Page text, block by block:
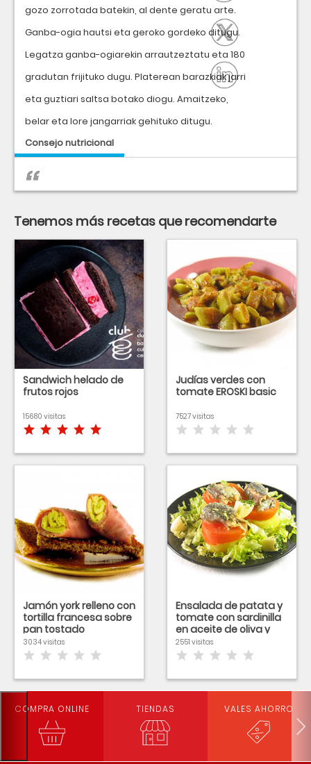
gozo zorrotada batekin, al dente geratu arte.
Ganba-ogia hautsi eta geroko gordeko ditugu.
Legatza ganba-ogiarekin arrautzeztatu eta 180
gradutan frijituko dugu. Platerean barazkiak jarri
eta guztiari saltsa botako diogu. Amaitzeko,
belar eta lore jangarriak gehituko ditugu.
Consejo nutricional
Tenemos más recetas que recomendarte
Sandwich helado de
frutos rojos
15680 visitas
Judías verdes con
tomate EROSKI basic
7527 visitas
Jamón york relleno con
tortilla francesa sobre
pan tostado
3034 visitas
Ensalada de patata y
tomate con sardinilla
en aceite de oliva y
queso de cabra
2551 visitas
COMPRA ONLINE TIENDAS VALES AHORRO